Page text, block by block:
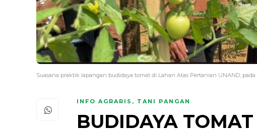
Suasana praktik lapangan budidaya tomat di Lahan Atas Pertanian UNAND, pada
INFO AGRARIS , TANI PANGAN
BUDIDAYA